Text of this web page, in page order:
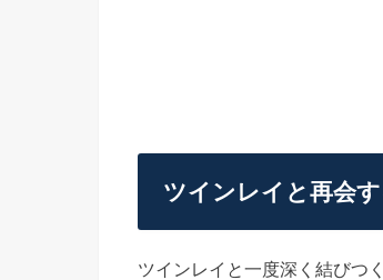
ツインレイと再会
ツインレイと一度深く結びつ